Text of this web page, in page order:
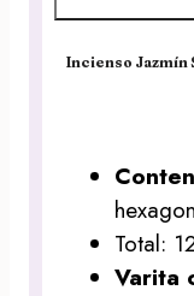
Incienso Jazmín
Total:
Varita